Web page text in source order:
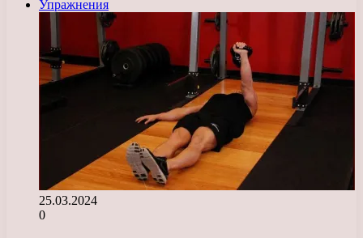
Упражнения
25.03.2024
0